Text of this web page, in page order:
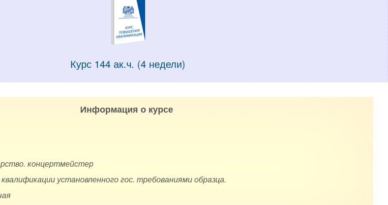
Курс 144 ак.ч. (4 недели)
Информация о курсе
концертмейстер
установленного гос. требованиями образца.